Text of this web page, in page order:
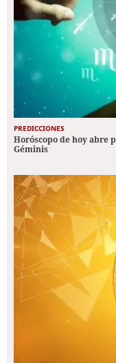
PREDICCIONES
Horóscopo de hoy abre
Géminis